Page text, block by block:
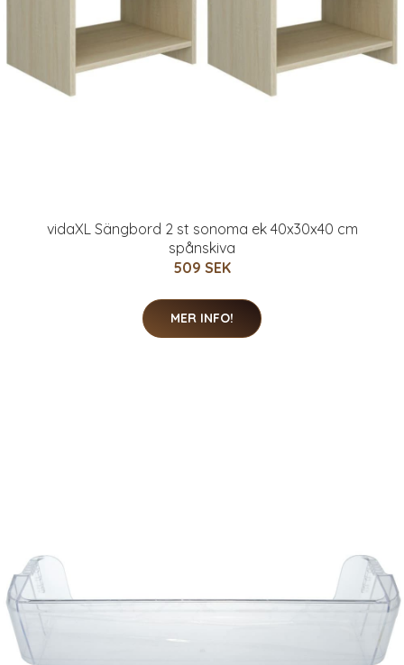
vidaXL Sängbord 2 st sonoma ek 40x30x40 cm
spånskiva
509 SEK
MER INFO!